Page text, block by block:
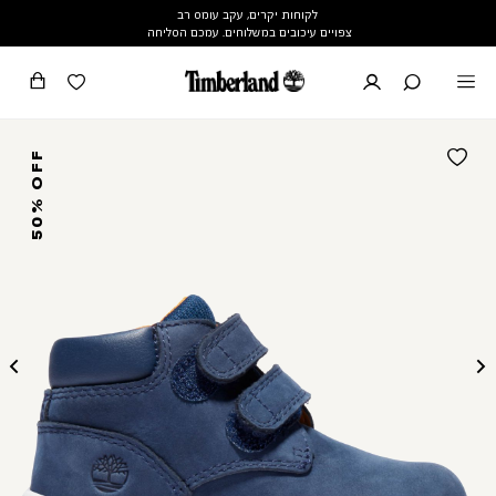
לקוחות יקרים, עקב עומס רב
צפויים עיכובים במשלוחים. עמכם הסליחה
50% OFF